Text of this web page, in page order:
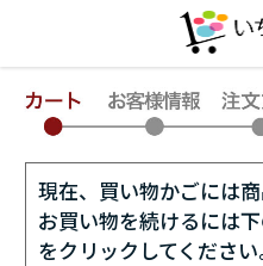
現在、買い物かごには商
お買い物を続けるには
をクリックしてください